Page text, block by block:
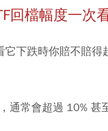
回檔幅度一次
它下跌時你賠不賠
常會超過 10% 甚